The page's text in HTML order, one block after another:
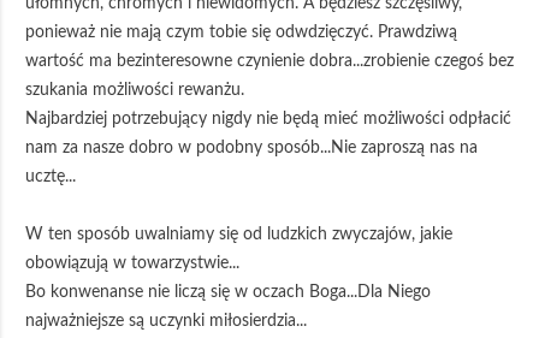
ponieważ nie mają czym tobie się odwdzięczyć. Prawdziwą
wartość ma bezinteresowne czynienie dobra...zrobienie czegoś bez
szukania możliwości rewanżu.
Najbardziej potrzebujący nigdy nie będą mieć możliwości odpłacić
nam za nasze dobro w podobny sposób...Nie zaproszą nas na
ucztę...
W ten sposób uwalniamy się od ludzkich zwyczajów, jakie
obowiązują w towarzystwie...
Bo konwenanse nie liczą się w oczach Boga...Dla Niego
najważniejsze są uczynki miłosierdzia...